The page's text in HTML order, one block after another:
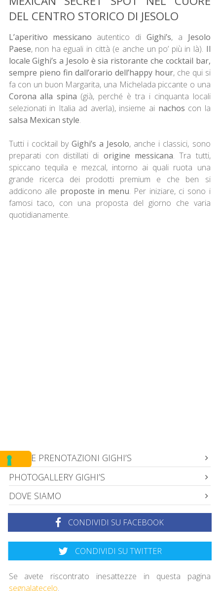
DEL CENTRO STORICO DI JESOLO
L’aperitivo messicano autentico di Gighi’s, a Jesolo
Paese, non ha eguali in città (e anche un po’ più in là). Il
locale Gighi’s a Jesolo è sia ristorante che cocktail bar,
sempre pieno fin dall’orario dell’happy hour, che qui si
fa con un buon Margarita, una Michelada piccante o una
Corona alla spina (già, perché è tra i cinquanta locali
selezionati in Italia ad averla), insieme ai nachos con la
salsa Mexican style.
Tutti i cocktail by Gighi’s a Jesolo, anche i classici, sono
preparati con distillati di origine messicana. Tra tutti,
spiccano tequila e mezcal, intorno ai quali ruota una
grande ricerca dei prodotti premium e che ben si
addicono alle proposte in menu. Per iniziare, ci sono i
famosi taco, con una proposta del giorno che varia
quotidianamente.
INFO E PRENOTAZIONI GIGHI’S
PHOTOGALLERY GIGHI’S
DOVE SIAMO
CONDIVIDI SU FACEBOOK
CONDIVIDI SU TWITTER
Se avete riscontrato inesattezze in questa pagina
segnalatecelo.